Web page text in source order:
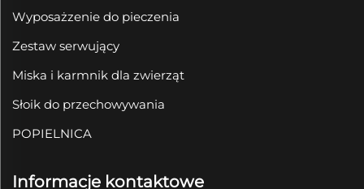
Wyposażzenie do pieczenia
Zestaw serwujący
Miska i karmnik dla zwierząt
Słoik do przechowywania
POPIELNICA
Informacje kontaktowe